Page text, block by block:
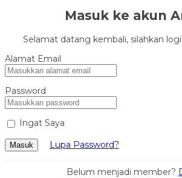
Masuk ke akun
Selamat datang kembali, silahkan
Alamat Email
Password
Ingat Saya
Masuk Lupa Password?
Belum menjadi member?